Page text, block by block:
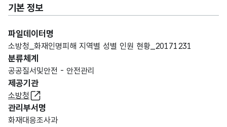
기본 정보
파일데이터명
소방청_화재인명피해 지역별 성별 인원 현황_20171231
분류체계
공공질서및안전 - 안전관리
제공기관
소방청
관리부서명
화재대응조사과